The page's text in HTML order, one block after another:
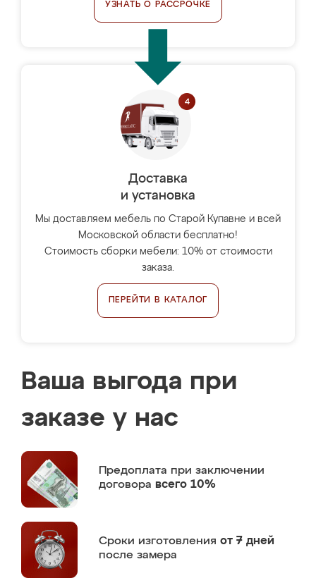
УЗНАТЬ О РАССРОЧКЕ
Доставка
и установка
Мы доставляем мебель по Старой Купавне и всей
Московской области бесплатно!
Стоимость сборки мебели: 10% от стоимости
заказа.
ПЕРЕЙТИ В КАТАЛОГ
Ваша выгода при
заказе у нас
Предоплата при заключении
договора всего 10%
Сроки изготовления от 7 дней
после замера